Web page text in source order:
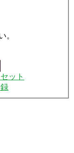
。
ット